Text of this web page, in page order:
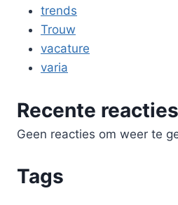
trends
Trouw
vacature
varia
Recente reacties
Geen reacties om weer te
Tags